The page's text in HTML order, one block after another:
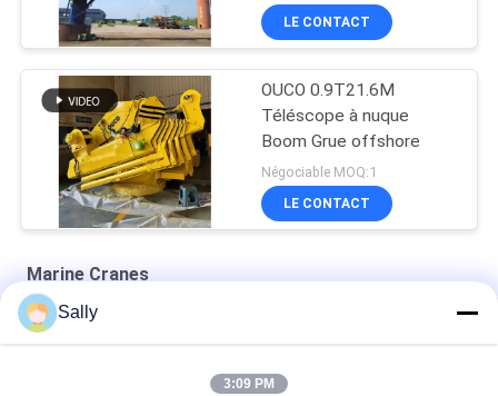
LE CONTACT
OUCO 0.9T21.6M
Téléscope à nuque
Boom Grue offshore
Négociable MOQ:1
LE CONTACT
Marine Cranes
Câble métallique marin Premium OUCO
Sally
3:09 PM